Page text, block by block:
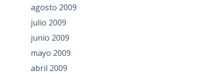
agosto 2009
julio 2009
junio 2009
mayo 2009
abril 2009